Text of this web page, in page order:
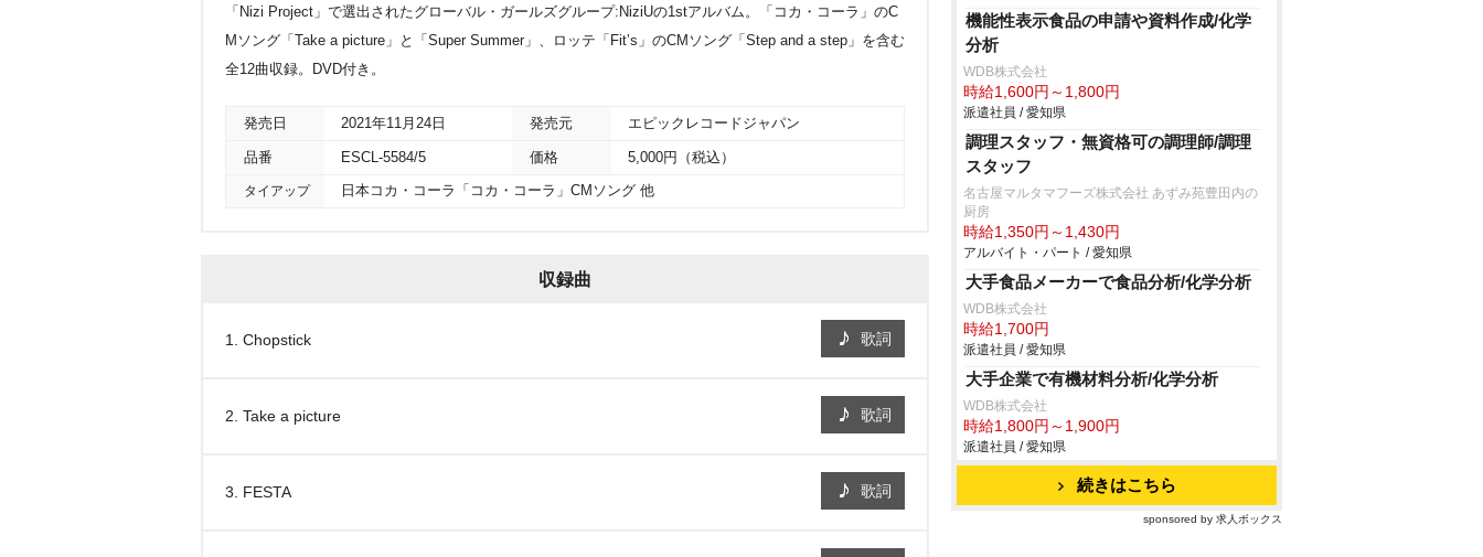
「Nizi Project」で選出されたグローバル・ガールズグループ:NiziUの1stアルバム。「コカ・コーラ」のC
Mソング「Take a picture」と「Super Summer」、ロッテ「Fit’s」のCMソング「Step and a step」を含む
全12曲収録。DVD付き。
発売日 2021年11月24日 発売元 エピックレコードジャパン
品番 ESCL-5584/5 価格 5,000円（税込）
タイアップ 日本コカ・コーラ「コカ・コーラ」CMソング 他
収録曲
1. Chopstick 歌詞
2. Take a picture 歌詞
3. FESTA 歌詞
機能性表示食品の申請や資料作成/化学
分析
WDB株式会社
時給1,600円～1,800円
派遣社員 / 愛知県
調理スタッフ・無資格可の調理師/調理
スタッフ
名古屋マルタマフーズ株式会社 あずみ苑豊田内の
厨房
時給1,350円～1,430円
アルバイト・パート / 愛知県
大手食品メーカーで食品分析/化学分析
WDB株式会社
時給1,700円
派遣社員 / 愛知県
大手企業で有機材料分析/化学分析
WDB株式会社
時給1,800円～1,900円
派遣社員 / 愛知県
続きはこちら
sponsored by 求人ボックス